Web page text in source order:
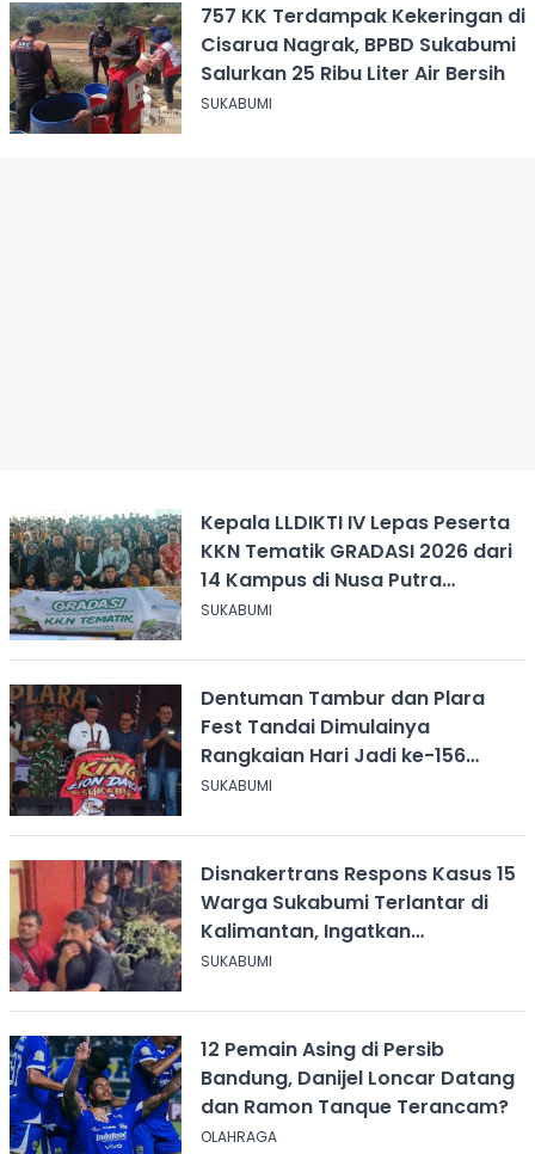
757 KK Terdampak Kekeringan di
Cisarua Nagrak, BPBD Sukabumi
Salurkan 25 Ribu Liter Air Bersih
SUKABUMI
Kepala LLDIKTI IV Lepas Peserta
KKN Tematik GRADASI 2026 dari
14 Kampus di Nusa Putra
University
SUKABUMI
Dentuman Tambur dan Plara
Fest Tandai Dimulainya
Rangkaian Hari Jadi ke-156
Kabupaten Sukabumi
SUKABUMI
Disnakertrans Respons Kasus 15
Warga Sukabumi Terlantar di
Kalimantan, Ingatkan
Pentingnya Perjanjian Kerja
SUKABUMI
12 Pemain Asing di Persib
Bandung, Danijel Loncar Datang
dan Ramon Tanque Terancam?
OLAHRAGA